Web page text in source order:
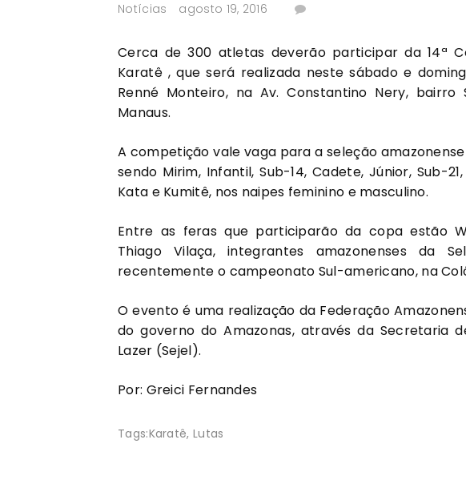
Notícias agosto 19, 2016
Cerca de 300 atletas deverão participar da 14ª
Karatê , que será realizada neste sábado e
Renné Monteiro, na Av. Constantino Nery,
Manaus.
A competição vale vaga para a seleção
sendo Mirim, Infantil, Sub-14, Cadete, Júnior, Sub-
Kata e Kumitê, nos naipes feminino e masculino.
Entre as feras que participarão da copa estão
Thiago Vilaça, integrantes amazonenses da
recentemente o campeonato Sul-americano, na
O evento é uma realização da Federação
do governo do Amazonas, através da Secretaria
Lazer (Sejel).
Por: Greici Fernandes
Tags:Karatê, Lutas